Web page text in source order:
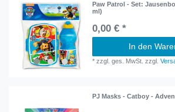
Paw Patrol - Set:
ml)
0,00 € *
In den
*zzgl. ges. MwSt. zzgl.
PJ Masks - Catboy -